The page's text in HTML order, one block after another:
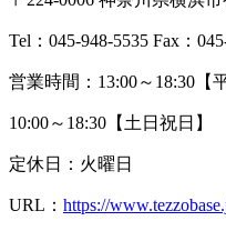
Tel： 045-948-5535 Fax ：
営業時間： 13:00～ 18:30 【
10:00～ 18:30 【土日祝日】
定休日：火曜日
URL： https://